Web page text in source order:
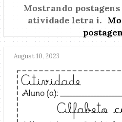
Mostrando
atividade letra i.
August 10, 2023